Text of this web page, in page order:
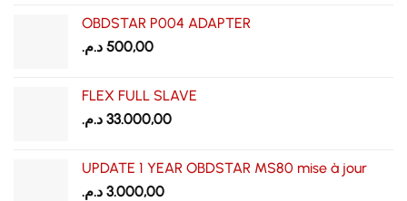
OBDSTAR P004 ADAPTER
500,00 د.م.
FLEX FULL SLAVE
33.000,00 د.م.
UPDATE 1 YEAR OBDSTAR MS80 mise à jour
3.000,00 د.م.